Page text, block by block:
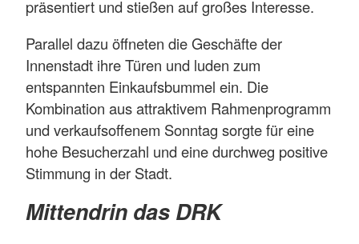
präsentiert und stießen auf großes Interesse.
Parallel dazu öffneten die Geschäfte der
Innenstadt ihre Türen und luden zum
entspannten Einkaufsbummel ein. Die
Kombination aus attraktivem Rahmenprogramm
und verkaufsoffenem Sonntag sorgte für eine
hohe Besucherzahl und eine durchweg positive
Stimmung in der Stadt.
Mittendrin das DRK